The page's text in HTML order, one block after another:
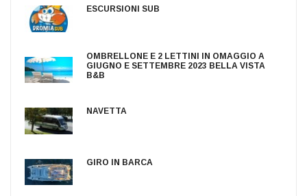
ESCURSIONI SUB
OMBRELLONE E 2 LETTINI IN OMAGGIO A
GIUGNO E SETTEMBRE 2023 BELLA VISTA
B&B
NAVETTA
GIRO IN BARCA